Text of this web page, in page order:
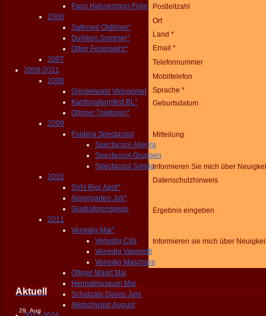
Paris Hahnemann Folio
2006
Safenwil Oldtimer*
Dulliken Sommer*
Olten Feuerwehr*
2007
2008-2011
2008
Grindelwald Velogemel
Kantonalturnfest BL*
Oltimer Traktoren*
2009
Fuldera Spectacool
Spectacool Allegra
Spectacool Gruppen
Spectacool Sonda
2010
SVH Rigi April*
Alpengarten Juli*
Gladiatorenspiele
2011
Venedig Mai*
Venedig Cità
Venedig Vaporetti
Venedig Maschere
Oltiger Määrt Mai
Heimatmuseum Mai
Schatzalp Davos Juni
Aletschwald August
Postleitzahl
Ort
Land *
Email *
Telefonnummer
Mobiltelefon
Sprache *
Geburtsdatum
Mitteilung
Informieren Sie mich über
Datenschutzhinweis
Ergebnis eingeben
Informieren sie mich über
Aktuell
29. Aug